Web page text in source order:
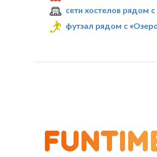
сети хостелов рядом
футзал рядом с